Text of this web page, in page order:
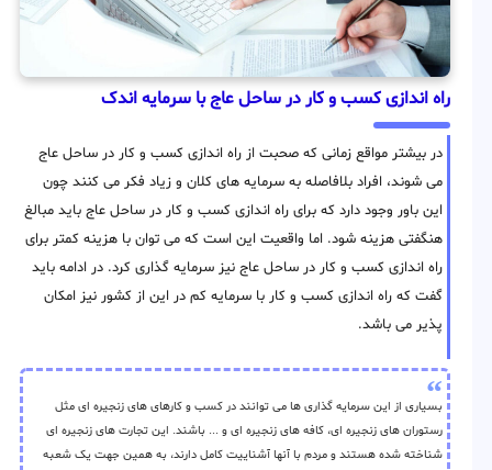
راه اندازی کسب و کار در ساحل عاج با سرمایه اندک
در بیشتر مواقع زمانی که صحبت از راه اندازی کسب و کار در ساحل عاج
می شوند، افراد بلافاصله به سرمایه های کلان و زیاد فکر می کنند چون
این باور وجود دارد که برای راه اندازی کسب و کار در ساحل عاج باید مبالغ
هنگفتی هزینه شود. اما واقعیت این است که می توان با هزینه کمتر برای
راه اندازی کسب و کار در ساحل عاج نیز سرمایه گذاری کرد. در ادامه باید
گفت که راه اندازی کسب و کار با سرمایه کم در این از کشور نیز امکان
پذیر می باشد.
بسیاری از این سرمایه گذاری ها می توانند در کسب و کارهای های زنجیره ای مثل
رستوران های زنجیره ای، کافه های زنجیره ای و ... باشند. این تجارت های زنجیره ای
شناخته شده هستند و مردم با آنها آشناییت کامل دارند، به همین جهت یک شعبه